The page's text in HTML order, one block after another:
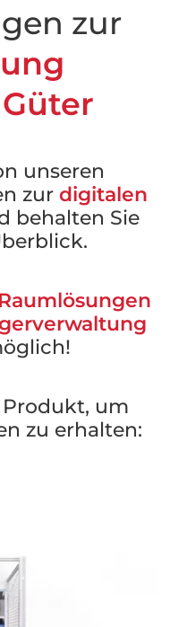
zur
unseren
zur digitalen
behalten Sie
Produkt, um
zu erhalten: